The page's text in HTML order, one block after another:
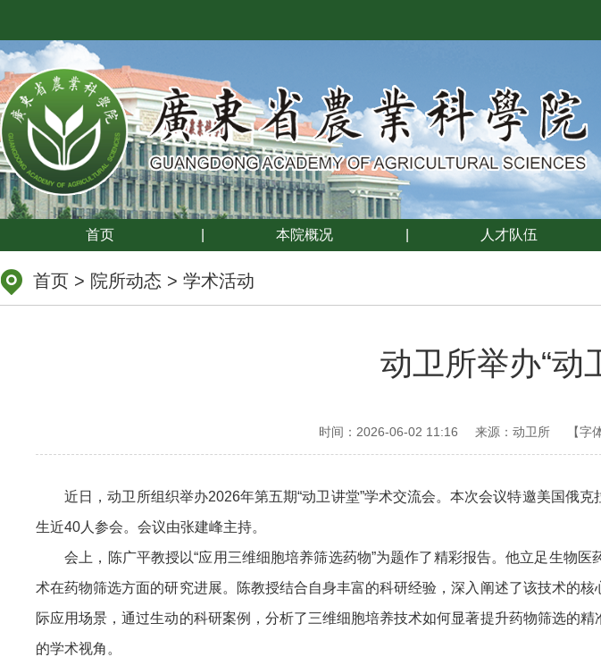
首页 本院概况 人才队伍
首页 > 院所动态 > 学术活动
动卫所举办“动
时间：2026-06-02 11:16 来源：动卫所 【字
近日，动卫所组织举办2026年第五期“动卫讲堂”学术交流会。本次会议特邀美国俄
生近40人参会。会议由张建峰主持。
会上，陈广平教授以“应用三维细胞培养筛选药物”为题作了精彩报告。他立足生物医
术在药物筛选方面的研究进展。陈教授结合自身丰富的科研经验，深入阐述了该技术的
际应用场景，通过生动的科研案例，分析了三维细胞培养技术如何显著提升药物筛选的
的学术视角。